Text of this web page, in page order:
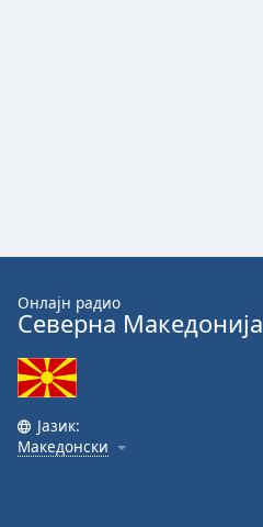
Онлајн радио
Северна Македонија
Јазик:
Македонски